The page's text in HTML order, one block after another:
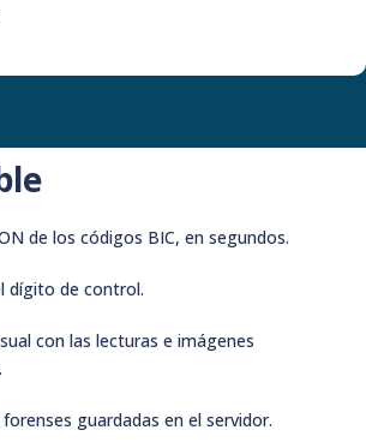
de los códigos BIC, en segundos.
dígito de control.
con las lecturas e imágenes
guardadas en el servidor.